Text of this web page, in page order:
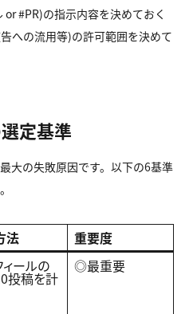
#PR)の指示内容を決めておく
への流用等)の許可範囲を決めて
定基準
大の失敗原因です。以下の6基準
法
重要度
ールの
投稿を計
◎最重要